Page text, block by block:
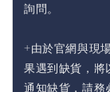
詢問。
+由於官網與現
果遇到缺貨，
通知缺貨，請務